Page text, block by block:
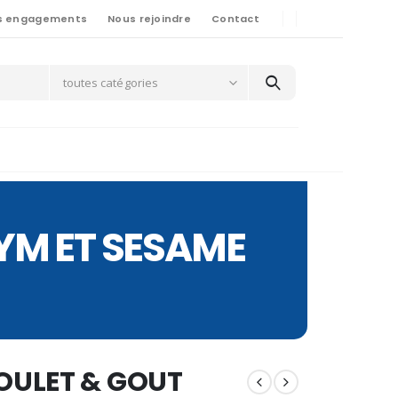
engagements Nous rejoindre Contact
toutes catégories
ET SESAME
& GOUT